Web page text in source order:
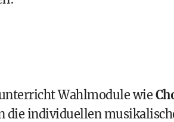
Wahlmodule wie
die individuellen